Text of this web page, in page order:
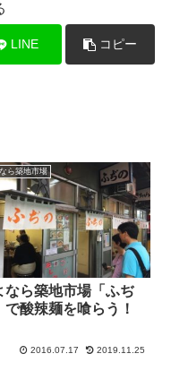
LINE コピー
ら築地市場
なら築地市場「ふぢ
で酸辣麺を喰らう！
2016.07.17 2019.11.25